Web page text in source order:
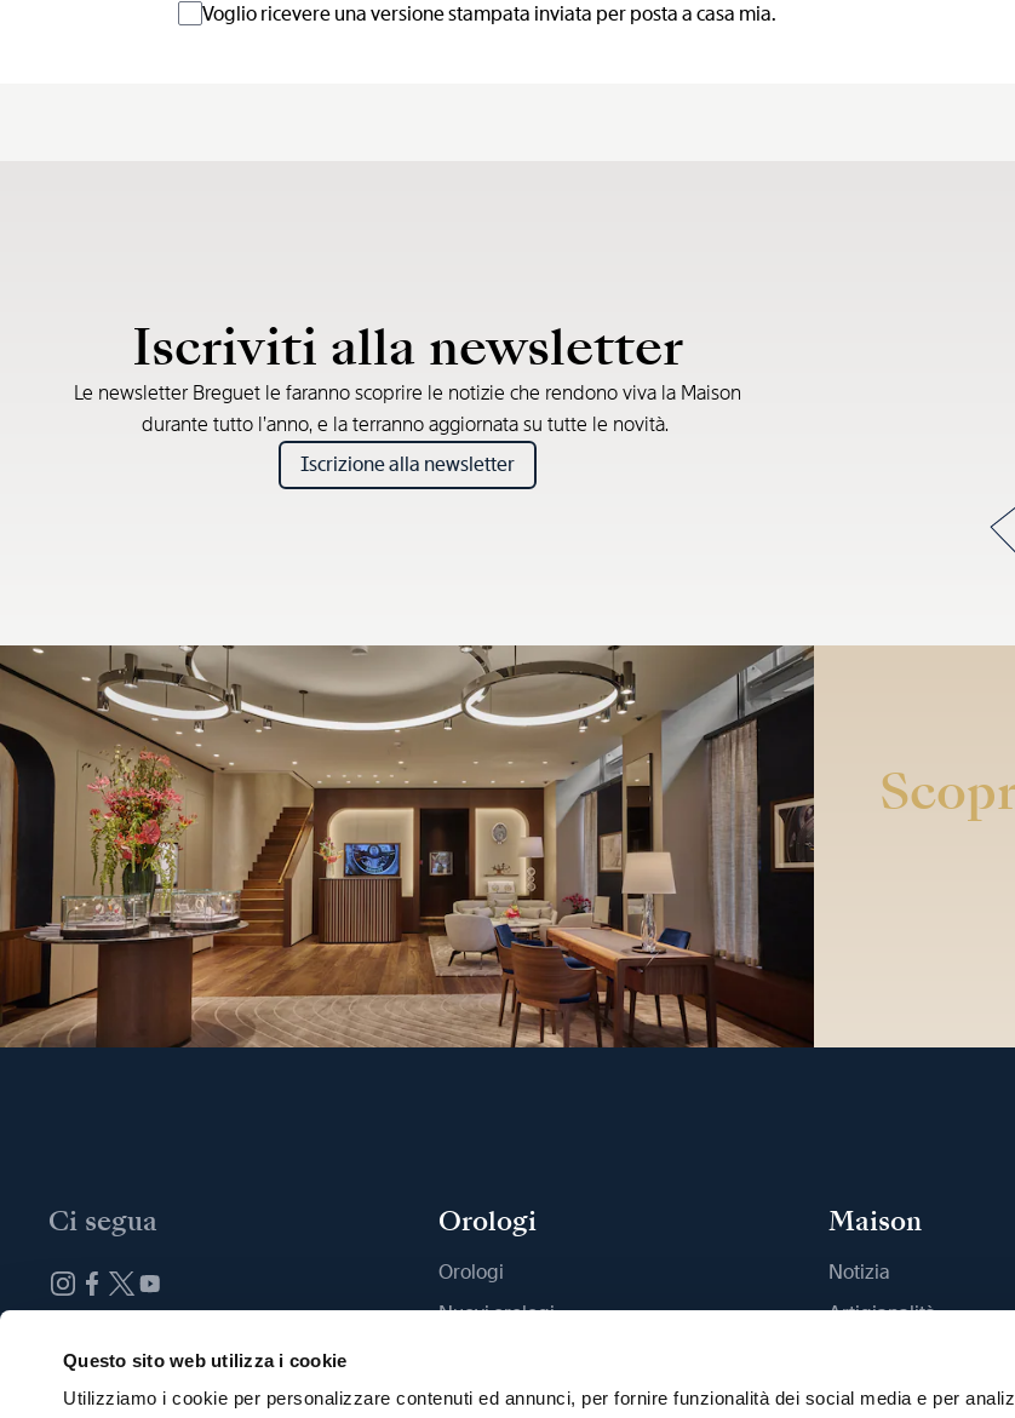
Questo sito web utilizza i cookie
Utilizziamo i cookie per personalizzare contenuti ed annunci, per fornire funzionalità dei social media e per
Voglio ricevere una versione stampata inviata per posta a casa mia.
Iscriviti alla newsletter
Le newsletter Breguet le faranno scoprire le notizie che rendono viva la Maison
durante tutto l’anno, e la terranno aggiornata su tutte le novità.
Iscrizione alla newsletter
Ci segua Orologi
Orologi
Nuovi orologi
Maison
Notizia
Artigianalità
Sostenibilità